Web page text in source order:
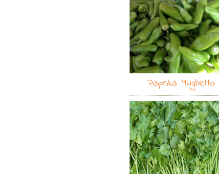
Paprika Mughetto